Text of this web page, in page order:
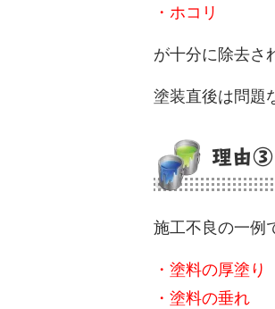
・ホコリ
が十分に除去さ
塗装直後は問題
理由③
施工不良の一例
・塗料の厚塗り
・塗料の垂れ